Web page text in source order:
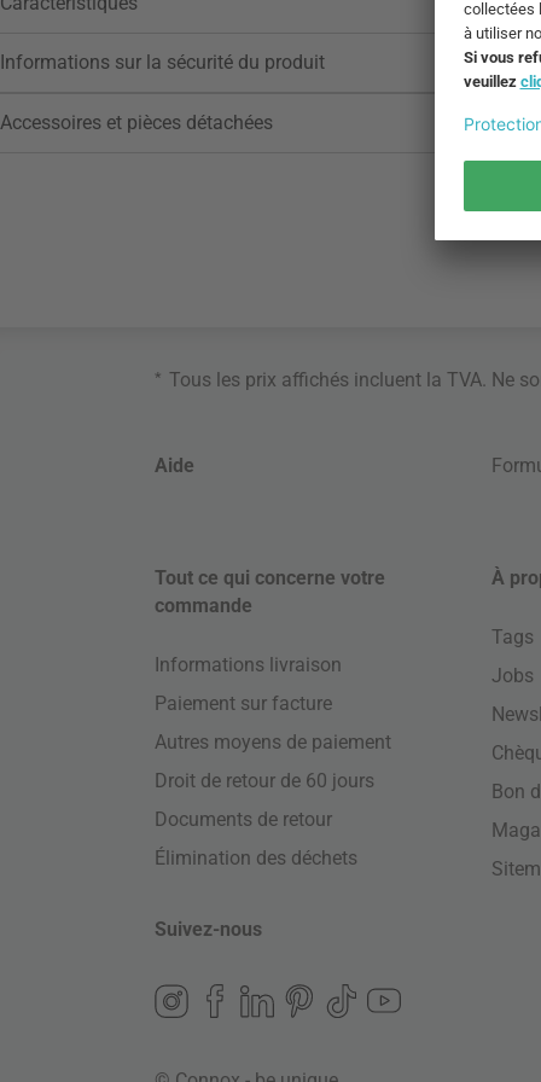
Informations sur la sécurité du produit
Accessoires et pièces détachées
* Tous les prix affichés incluent la TVA. Ne
Aide
Tout ce qui concerne votre
commande
Informations livraison
Paiement sur facture
Autres moyens de paiement
Droit de retour de 60 jours
Documents de retour
Élimination des déchets
À
Tags
Jobs
Bon
Suivez-nous